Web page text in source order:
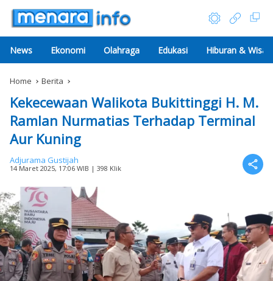
News Ekonomi Olahraga Edukasi Hiburan &
Home Berita
Kekecewaan Walikota Bukittinggi H. M.
Ramlan Nurmatias Terhadap Terminal
Aur Kuning
Adjurama Gustijah
14 Maret 2025, 17:06 WIB | 398 Klik